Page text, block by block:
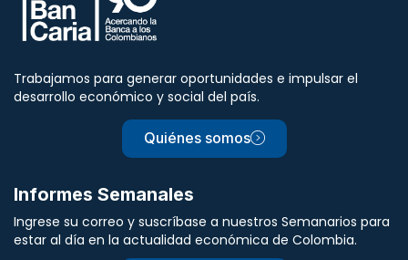
Trabajamos para generar oportunidades e impulsar el
desarrollo económico y social del país.
Quiénes somos
Informes Semanales
Ingrese su correo y suscríbase a nuestros Semanarios para
estar al día en la actualidad económica de Colombia.